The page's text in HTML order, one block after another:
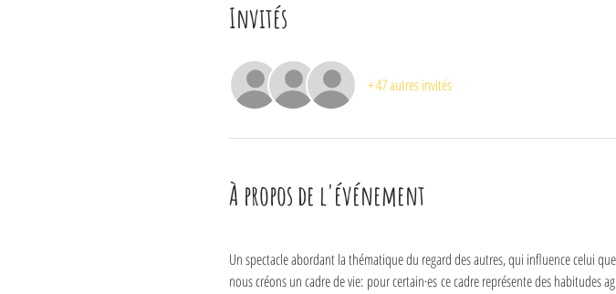
Invités
+ 47 autres invités
À propos de l'événement
Un spectacle abordant la thématique du regard des autres, qui influence celui
nous créons un cadre de vie: pour certain·es ce cadre représente des habitudes